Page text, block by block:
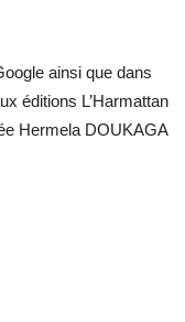
ainsi que dans
éditions L’Harmattan
Hermela DOUKAGA